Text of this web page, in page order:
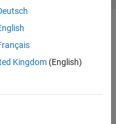
Kingdom(English)